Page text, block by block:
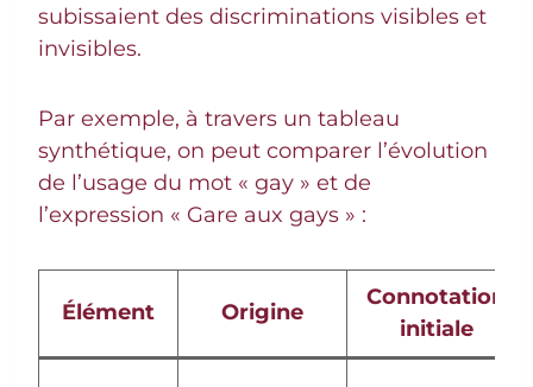
subissaient des discriminations visibles et
invisibles.
Par exemple, à travers un tableau
synthétique, on peut comparer l’évolution
de l’usage du mot « gay » et de
l’expression « Gare aux gays » :
Élément Origine
Connotation
initiale